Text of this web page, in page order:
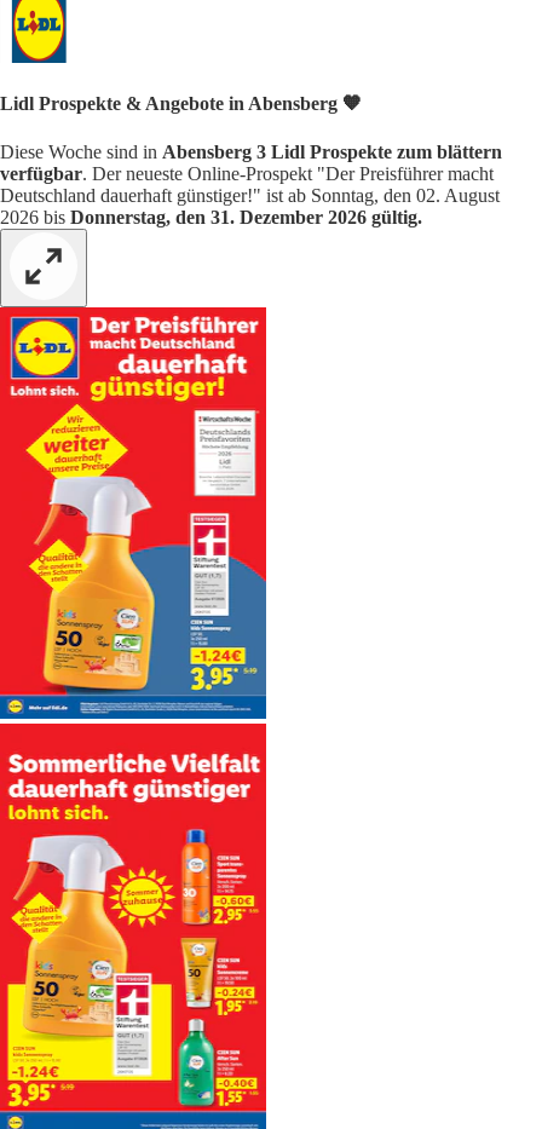
Lidl Prospekte & Angebote in Abensberg 🧡
Diese Woche sind in Abensberg 3 Lidl Prospekte zum blättern
verfügbar. Der neueste Online-Prospekt "Der Preisführer macht
Deutschland dauerhaft günstiger!" ist ab Sonntag, den 02. August
2026 bis Donnerstag, den 31. Dezember 2026 gültig.